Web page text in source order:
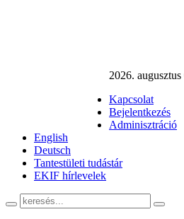
2026.
Kapcsolat
Bejelentkezés
Adminisztráció
English
Deutsch
Tantestületi tudástár
EKIF hírlevelek